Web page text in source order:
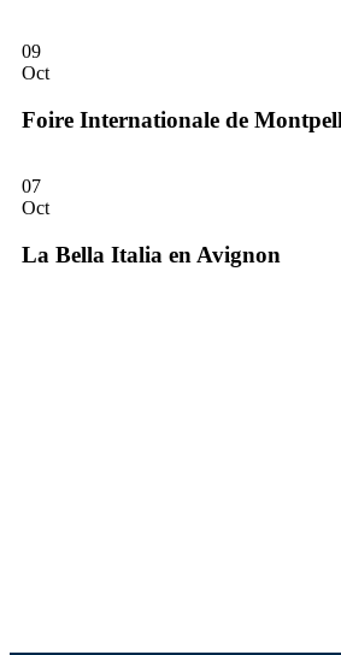
09
Oct
Foire Internationale de
07
Oct
La Bella Italia en Avignon